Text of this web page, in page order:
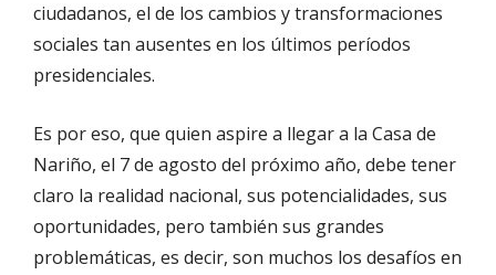
ciudadanos, el de los cambios y transformaciones
sociales tan ausentes en los últimos períodos
presidenciales.
Es por eso, que quien aspire a llegar a la Casa de
Nariño, el 7 de agosto del próximo año, debe tener
claro la realidad nacional, sus potencialidades, sus
oportunidades, pero también sus grandes
problemáticas, es decir, son muchos los desafíos en